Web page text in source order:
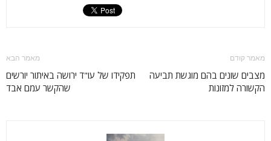
מאמר קודם
מצבים שונים בהם מוגשת תביעה
הקשורה למזונות
מאמר הבא
תפקידו של עו"ד ירושה באיתור יורשים
שהקשר עמם אבד